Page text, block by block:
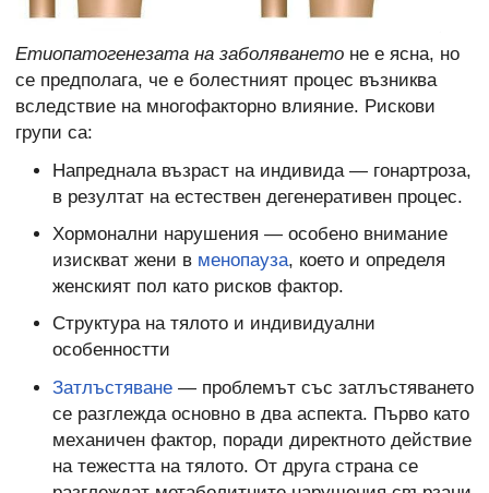
Етиопатогенезата на заболяването не е ясна, но
се предполага, че е болестният процес възниква
вследствие на многофакторно влияние. Рискови
групи са:
Напреднала възраст на индивида — гонартроза,
в резултат на естествен дегенеративен процес.
Хормонални нарушения — особено внимание
изискват жени в менопауза, което и определя
женският пол като рисков фактор.
Структура на тялото и индивидуални
особенностти
Затлъстяване— проблемът със затлъстяването
се разглежда основно в два аспекта. Първо като
механичен фактор, поради директното действие
на тежестта на тялото. От друга страна се